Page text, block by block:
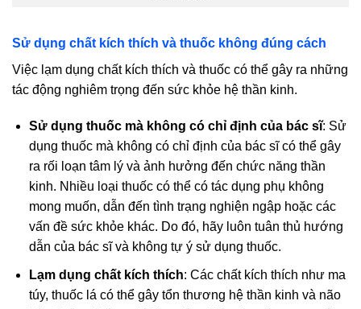
Sử dụng chất kích thích và thuốc không đúng cách
Việc lạm dụng chất kích thích và thuốc có thể gây ra những
tác động nghiêm trọng đến sức khỏe hệ thần kinh.
Sử dụng thuốc mà không có chỉ định của bác sĩ: Sử
dụng thuốc mà không có chỉ định của bác sĩ có thể gây
ra rối loạn tâm lý và ảnh hưởng đến chức năng thần
kinh. Nhiều loại thuốc có thể có tác dụng phụ không
mong muốn, dẫn đến tình trạng nghiện ngập hoặc các
vấn đề sức khỏe khác. Do đó, hãy luôn tuân thủ hướng
dẫn của bác sĩ và không tự ý sử dụng thuốc.
Lạm dụng chất kích thích: Các chất kích thích như ma
túy, thuốc lá có thể gây tổn thương hệ thần kinh và não